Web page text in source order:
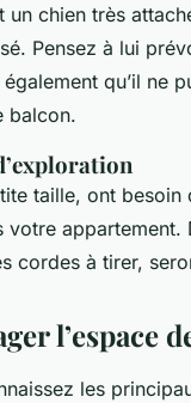
un chien très
Pensez à lui
qu’il ne
balcon.
taille, ont
votre
cordes à tirer,
l’espace
les